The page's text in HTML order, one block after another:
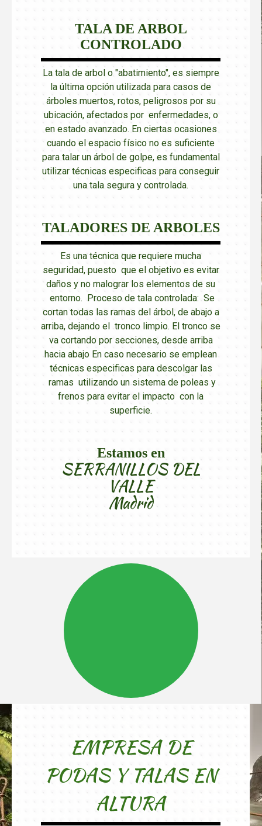
TALA DE ARBOL
CONTROLADO
La tala de arbol o "abatimiento", es siempre
la última opción utilizada para casos de
árboles muertos, rotos, peligrosos por su
ubicación, afectados por enfermedades, o
en estado avanzado. En ciertas ocasiones
cuando el espacio físico no es suficiente
para talar un árbol de golpe, es fundamental
utilizar técnicas especificas para conseguir
una tala segura y controlada.
TALADORES DE ARBOLES
Es una técnica que requiere mucha
seguridad, puesto que el objetivo es evitar
daños y no malograr los elementos de su
entorno. Proceso de tala controlada: Se
cortan todas las ramas del árbol, de abajo a
arriba, dejando el tronco limpio. El tronco se
va cortando por secciones, desde arriba
hacia abajo En caso necesario se emplean
técnicas especificas para descolgar las
ramas utilizando un sistema de poleas y
frenos para evitar el impacto con la
superficie.
Estamos en
SERRANILLOS DEL
VALLE
Madrid
EMPRESA DE
PODAS Y TALAS EN
ALTURA